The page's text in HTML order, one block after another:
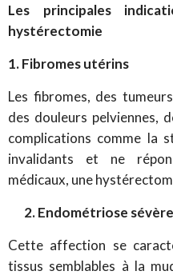
Les principales
hystérectomie
1. Fibromes utérins
Les fibromes, des
des douleurs pelviennes,
complications comme la
invalidants et ne
médicaux, une
2. Endométriose sévère
Cette affection se
tissus semblables à la